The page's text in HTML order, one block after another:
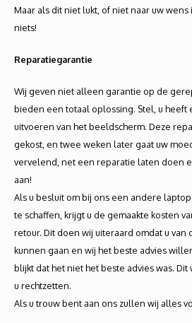
Maar als dit niet lukt, of niet naar uw
niets!
Reparatiegarantie
Wij geven niet alleen garantie op de
bieden een totaal oplossing. Stel, u heeft
uitvoeren van het beeldscherm. Deze
gekost, en twee weken later gaat uw
vervelend, net een reparatie laten doen
aan!
Als u besluit om bij ons een andere
te schaffen, krijgt u de gemaakte kosten
retour. Dit doen wij uiteraard omdat u van
kunnen gaan en wij het beste advies
blijkt dat het niet het beste advies was.
u rechtzetten.
Als u trouw bent aan ons zullen wij alles